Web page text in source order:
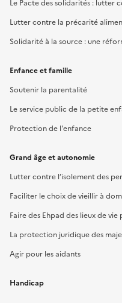
Le Pacte des solidarités : lutter
Lutter contre la précarité
Solidarité à la source : une
Enfance et famille
Soutenir la parentalité
Le service public de la petite
Protection de l'enfance
Grand âge et autonomie
Lutter contre l’isolement des
Faciliter le choix de vieillir à
Faire des Ehpad des lieux de
La protection juridique des
Agir pour les aidants
Handicap